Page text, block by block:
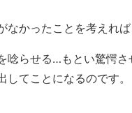
なかったことを考えれ
唸らせる…もとい驚愕
してことになるのです。